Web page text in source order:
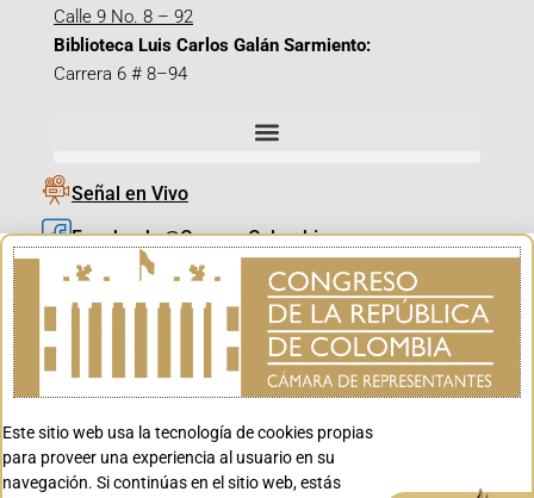
Calle 9 No. 8 – 92
Biblioteca Luis Carlos Galán Sarmiento:
Carrera 6 # 8–94
Señal en Vivo
Facebook_@CamaraColombia
Instagram_@CamaraColombia
X_@CamaraColombia
Youtube_@CamaraColombia
Youtube_@CanalCongreso
Este sitio web usa la tecnología de cookies propias
para proveer una experiencia al usuario en su
navegación. Si continúas en el sitio web, estás